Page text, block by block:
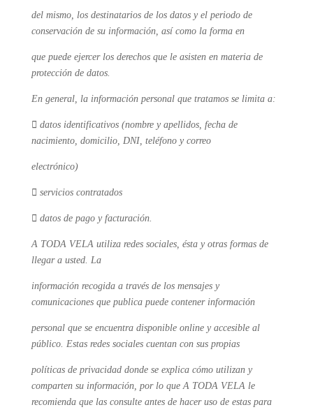
del mismo, los destinatarios de los datos y el periodo de
conservación de su información, así como la forma en
que puede ejercer los derechos que le asisten en materia de
protección de datos.
En general, la información personal que tratamos se limita a:
 datos identificativos (nombre y apellidos, fecha de
nacimiento, domicilio, DNI, teléfono y correo
electrónico)
 servicios contratados
 datos de pago y facturación.
A TODA VELA utiliza redes sociales, ésta y otras formas de
llegar a usted. La
información recogida a través de los mensajes y
comunicaciones que publica puede contener información
personal que se encuentra disponible online y accesible al
público. Estas redes sociales cuentan con sus propias
políticas de privacidad donde se explica cómo utilizan y
comparten su información, por lo que A TODA VELA le
recomienda que las consulte antes de hacer uso de estas para